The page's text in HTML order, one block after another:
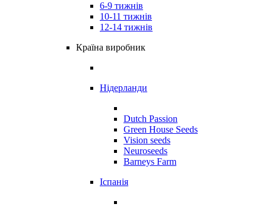
6-9 тижнів
10-11 тижнів
12-14 тижнів
Країна виробник
Нідерланди
Dutch Passion
Green House Seeds
Vision seeds
Neuroseeds
Barneys Farm
Іспанія